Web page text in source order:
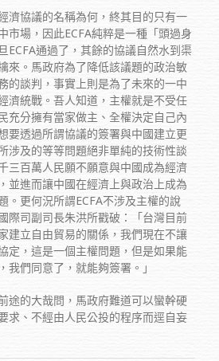
協議的名稱為何，終其目的只有一
市場，因此ECFA純粹是一種「頭過身
ECFA通過了，其餘的協議自然水到渠
來。馬政府為了降低該議題的政治敏
的談判，事實上則是為了未來的一中
濟統戰。吾人知道，主權就是不受任
充分擁有當家做主、全權決定自己內
要透過所謂協議的簽署與中國建立更
涉及的等等問題絕非單純的技術性談
三百萬人民願不願意與中國成為經濟
並進而讓中國在經濟上與政治上成為
。更何況所謂ECFA不涉及主權的說
際司副司長朱洪所戳破：「台灣目前
建立自由貿易的關係，我們現在不讓
定，這是一個主權問題，但是如果能
我們同意了，就能夠簽署。」
的大哉問，馬政府難道可以蠻幹硬
求、不經由人民公投的程序而逕自妄